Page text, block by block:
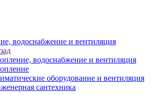
водоснабжение и вентиляция
водоснабжение и вентиляция
оборудование и вентиляция
сантехника